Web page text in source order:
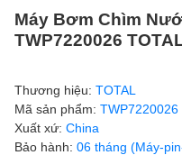
Máy Bơm Chìm
TWP7220026
Thương hiệu: TOTAL
Mã sản phẩm: TWP7220026
Xuất xứ: China
Bảo hành: 06 tháng (Máy-